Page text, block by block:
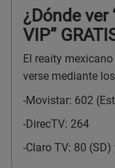
¿Dónde ver
VIP”
El reaity
verse mediante
-Movistar: 602
-DirecTV: 264
-Claro TV: 80